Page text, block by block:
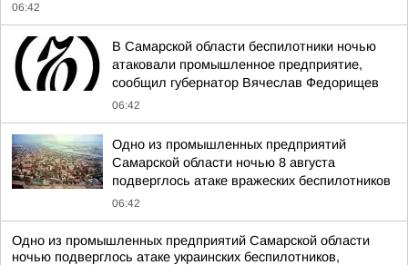
06:42
В Самарской области беспилотники ночью
атаковали промышленное предприятие,
сообщил губернатор Вячеслав Федорищев
06:42
Одно из промышленных предприятий
Самарской области ночью 8 августа
подверглось атаке вражеских беспилотников
06:42
Одно из промышленных предприятий Самарской области
ночью подверглось атаке украинских беспилотников,